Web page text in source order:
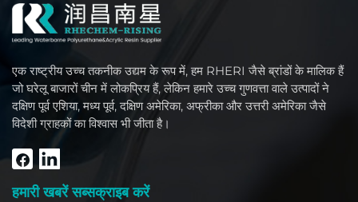
एक राष्ट्रीय उच्च तकनीक उद्यम के रूप में, हम RHERI जैसे ब्रांडों के मालिक हैं
जो घरेलू बाजारों चीन में लोकप्रिय हैं, लेकिन हमारे उच्च गुणवत्ता वाले उत्पादों ने
दक्षिण पूर्व एशिया, मध्य पूर्व, दक्षिण अमेरिका, अफ्रीका और उत्तरी अमेरिका जैसे
विदेशी ग्राहकों का विश्वास भी जीता है।
हमारी खबरें सब्सक्राइब करें